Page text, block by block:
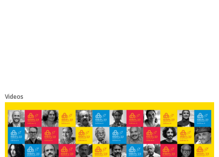
Videos